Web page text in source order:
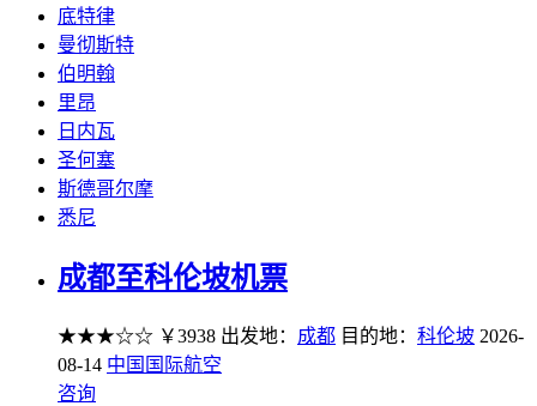
底特律
曼彻斯特
伯明翰
里昂
日内瓦
圣何塞
斯德哥尔摩
悉尼
成都至科伦坡机票
★★★☆☆ ￥3938 出发地： 成都 目的地： 科伦坡 2026-
08-14 中国国际航空
咨询